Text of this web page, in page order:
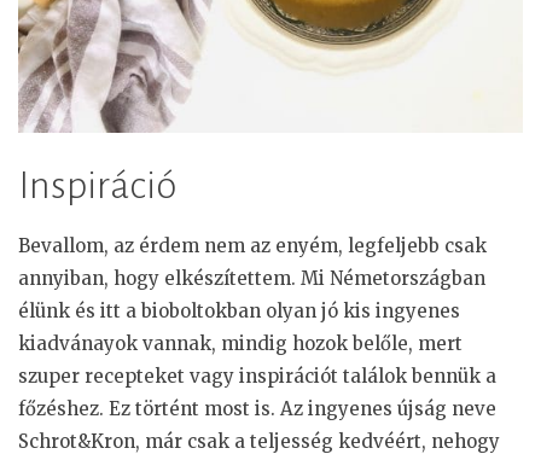
Inspiráció
Bevallom, az érdem nem az enyém, legfeljebb csak
annyiban, hogy elkészítettem. Mi Németországban
élünk és itt a bioboltokban olyan jó kis ingyenes
kiadvánayok vannak, mindig hozok belőle, mert
szuper recepteket vagy inspirációt találok bennük a
főzéshez. Ez történt most is. Az ingyenes újság neve
Schrot&Kron, már csak a teljesség kedvéért, nehogy